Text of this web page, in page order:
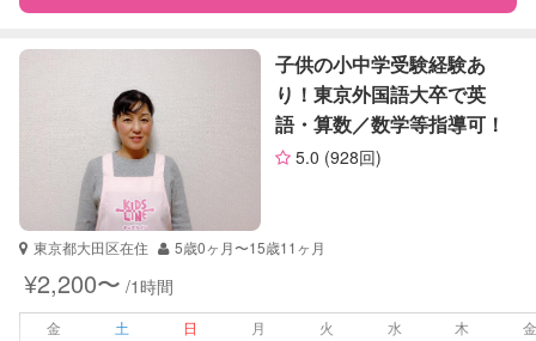
英会話
特徴 料金 レビュー
サポートの特徴
保育士
受験対策
子供の小中学受験経験あ
り！東京外国語大卒で英
語・算数／数学等指導可！
5.0 (928回)
東京都大田区在住 5歳0ヶ月〜15歳11ヶ月
¥2,200〜 /1時間
金 土 日 月 火 水 木